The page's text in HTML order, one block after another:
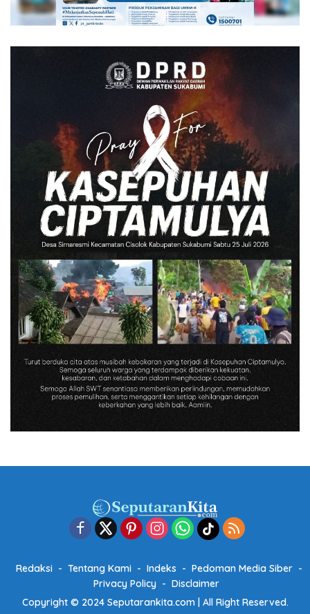
Redaksi Tentang Kami Indeks
Pedoman Media Siber
Privacy Policy
Disclaimer
Copyright © 2024 Seputarankita.com | All Right Reserved.